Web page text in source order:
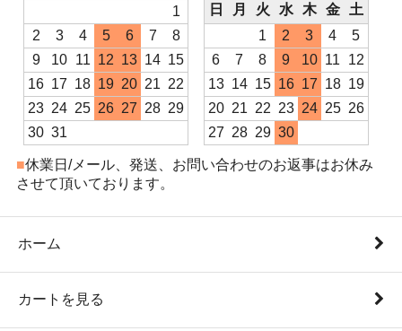
1
2
3 4 5 6 7
8
9
10 11 12 13 14 15
16 17 18 19 20 21 22
23 24 25 26 27 28 29
30 31
日
月 火 水 木 金
土
1
2 3 4
5
6
7 8 9 10 11
12
13 14 15 16 17 18 19
20 21 22 23 24 25 26
27 28 29 30
■休業日/メール、発送、お問い合わせのお返事はお休み
させて頂いております。
ホーム
カートを見る